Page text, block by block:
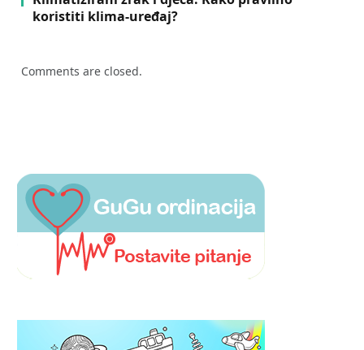
koristiti klima-uređaj?
Comments are closed.